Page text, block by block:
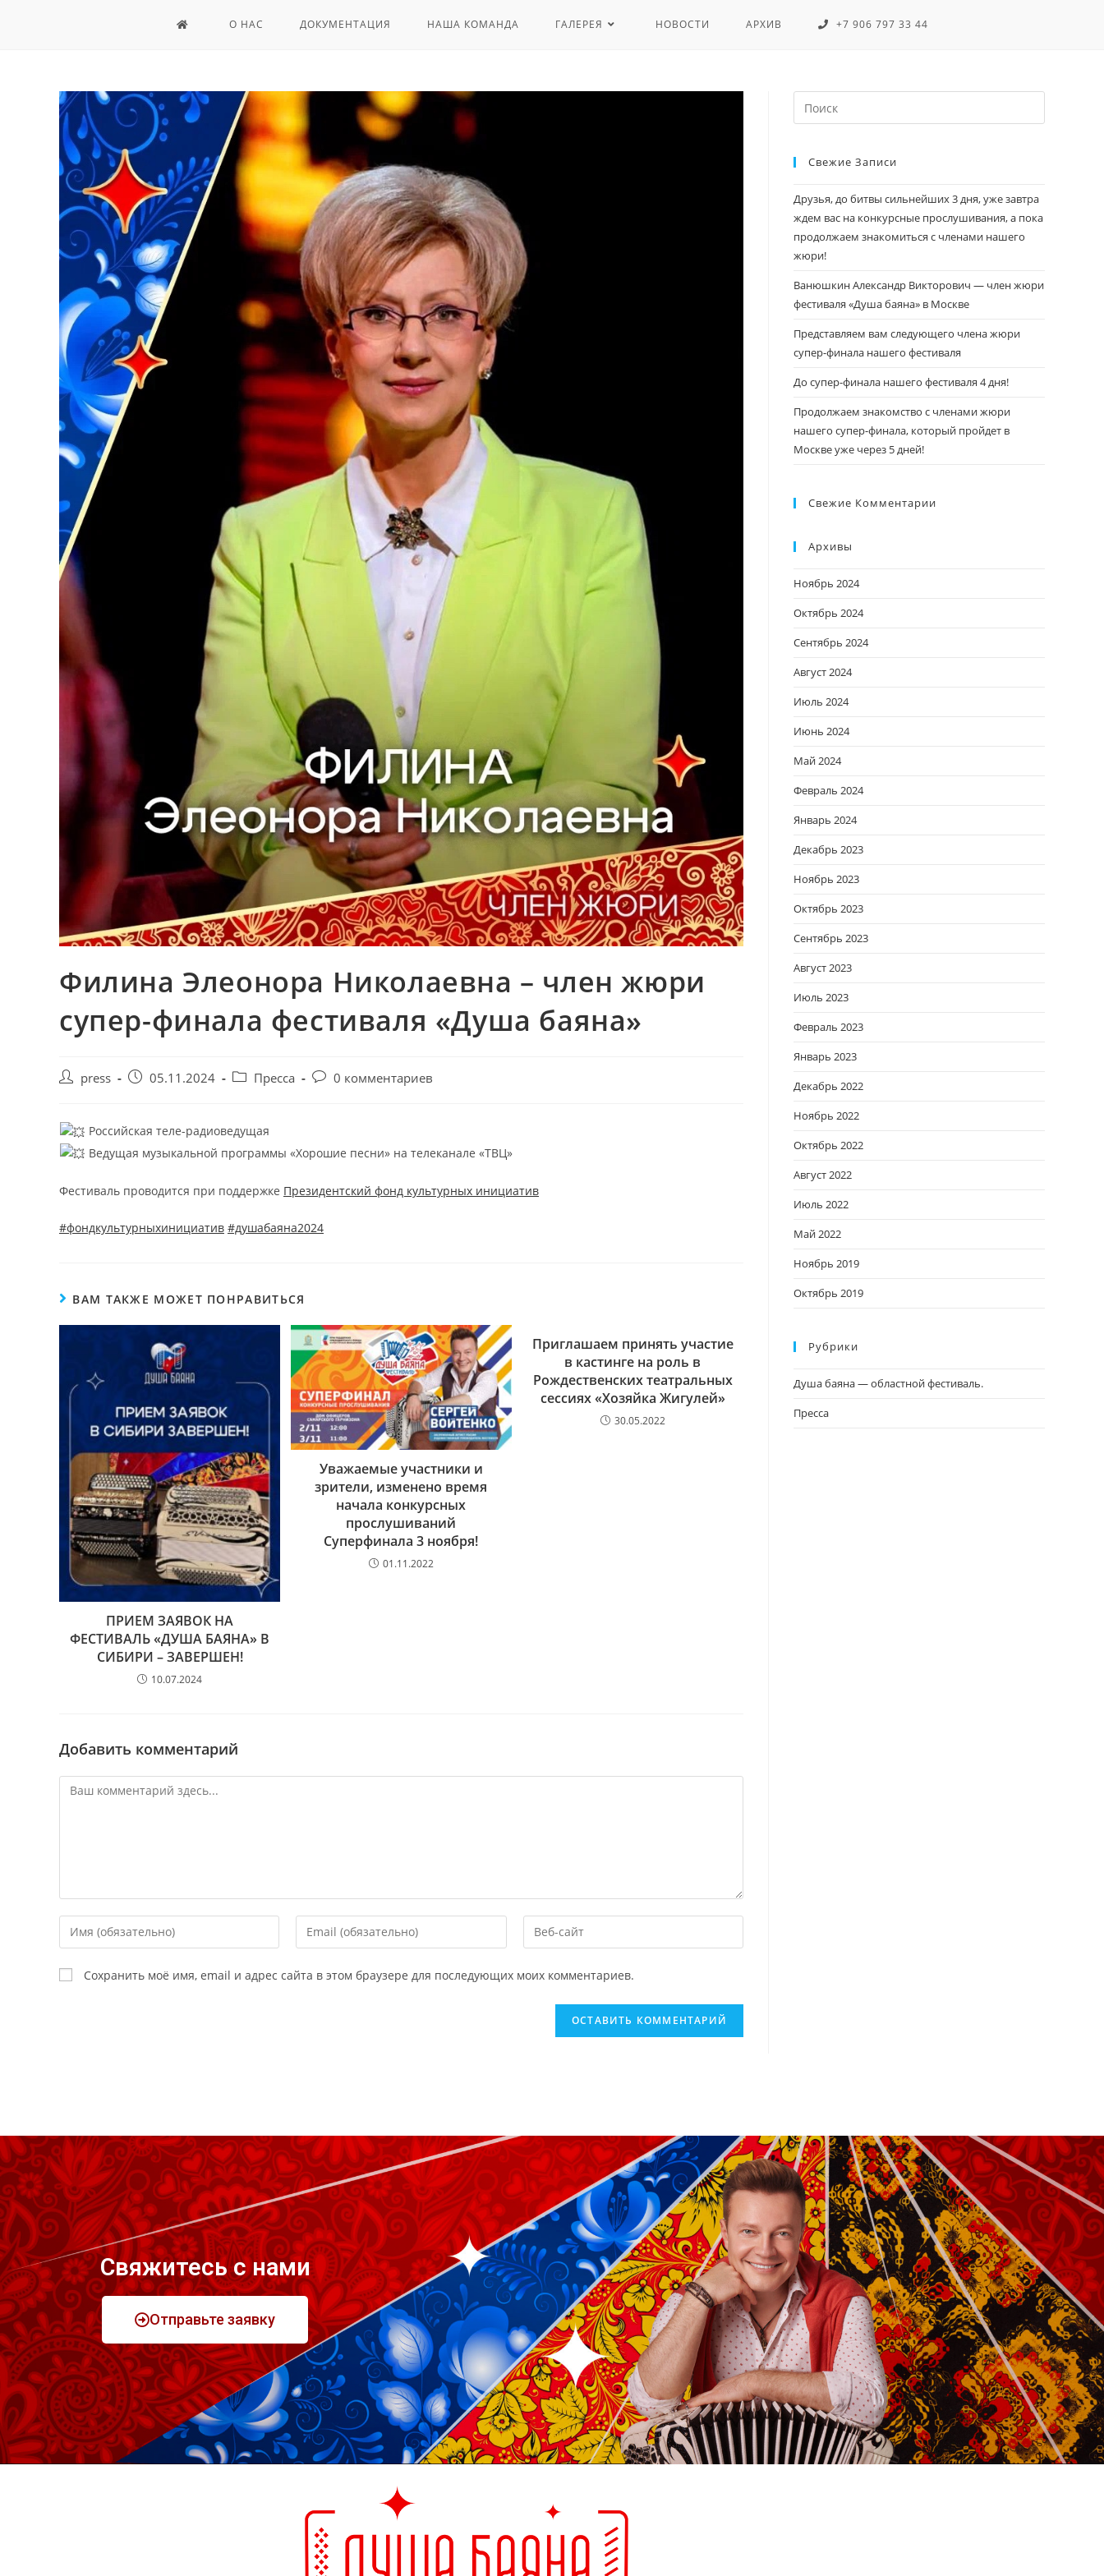
О НАС ДОКУМЕНТАЦИЯ НАША КОМАНДА ГАЛЕРЕЯ НОВОСТИ АРХИВ +7 906 797 33 44
Филина Элеонора Николаевна – член жюри
супер-финала фестиваля «Душа баяна»
press 05.11.2024 Пресса 0 комментариев
Российская теле-радиоведущая
Ведущая музыкальной программы «Хорошие песни» на телеканале «ТВЦ»
Фестиваль проводится при поддержке Президентский фонд культурных инициатив
#фондкультурныхинициатив #душабаяна2024
ВАМ ТАКЖЕ МОЖЕТ ПОНРАВИТЬСЯ
ПРИЕМ ЗАЯВОК НА
ФЕСТИВАЛЬ «ДУША БАЯНА» В
СИБИРИ – ЗАВЕРШЕН!
10.07.2024
Уважаемые участники и
зрители, изменено время
начала конкурсных
прослушиваний
Суперфинала 3 ноября!
01.11.2022
Приглашаем принять участие
в кастинге на роль в
Рождественских театральных
сессиях «Хозяйка Жигулей»
30.05.2022
Добавить комментарий
Сохранить моё имя, email и адрес сайта в этом браузере для последующих моих комментариев.
Свежие Записи
Друзья, до битвы сильнейших 3 дня, уже завтра
ждем вас на конкурсные прослушивания, а пока
продолжаем знакомиться с членами нашего
жюри!
Ванюшкин Александр Викторович — член жюри
фестиваля «Душа баяна» в Москве
Представляем вам следующего члена жюри
супер-финала нашего фестиваля
До супер-финала нашего фестиваля 4 дня!
Продолжаем знакомство с членами жюри
нашего супер-финала, который пройдет в
Москве уже через 5 дней!
Свежие Комментарии
Архивы
Ноябрь 2024
Октябрь 2024
Сентябрь 2024
Август 2024
Июль 2024
Июнь 2024
Май 2024
Февраль 2024
Январь 2024
Декабрь 2023
Ноябрь 2023
Октябрь 2023
Сентябрь 2023
Август 2023
Июль 2023
Февраль 2023
Январь 2023
Декабрь 2022
Ноябрь 2022
Октябрь 2022
Август 2022
Июль 2022
Май 2022
Ноябрь 2019
Октябрь 2019
Рубрики
Душа баяна — областной фестиваль.
Пресса
Свяжитесь с нами
Отправьте заявку